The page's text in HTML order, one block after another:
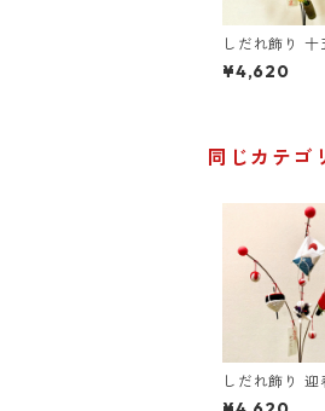
しだれ飾り 十
¥4,620
同じカテゴ
しだれ飾り 迎
し